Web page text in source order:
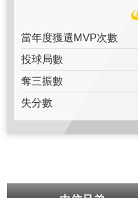
當年度獲選MVP次數
投球局數
奪三振數
失分數